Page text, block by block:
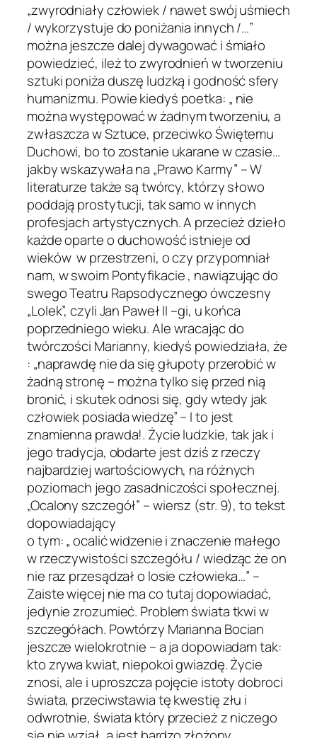
„zwyrodniały człowiek / nawet swój uśmiech
/ wykorzystuje do poniżania innych /…”
można jeszcze dalej dywagować i śmiało
powiedzieć, ileż to zwyrodnień w tworzeniu
sztuki poniża duszę ludzką i godność sfery
humanizmu. Powie kiedyś poetka: „ nie
można występować w żadnym tworzeniu, a
zwłaszcza w Sztuce, przeciwko Świętemu
Duchowi, bo to zostanie ukarane w czasie…
jakby wskazywała na „Prawo Karmy” – W
literaturze także są twórcy, którzy słowo
poddają prostytucji, tak samo w innych
profesjach artystycznych. A przecież dzieło
każde oparte o duchowość istnieje od
wieków w przestrzeni, o czy przypomniał
nam, w swoim Pontyfikacie , nawiązując do
swego Teatru Rapsodycznego ówczesny
„Lolek”, czyli Jan Paweł II –gi, u końca
poprzedniego wieku. Ale wracając do
twórczości Marianny, kiedyś powiedziała, że
: „naprawdę nie da się głupoty przerobić w
żadną stronę – można tylko się przed nią
bronić, i skutek odnosi się, gdy wtedy jak
człowiek posiada wiedzę” – I to jest
znamienna prawda!. Życie ludzkie, tak jak i
jego tradycja, obdarte jest dziś z rzeczy
najbardziej wartościowych, na różnych
poziomach jego zasadniczości społecznej.
„Ocalony szczegół” – wiersz (str. 9), to tekst
dopowiadający
o tym: „ ocalić widzenie i znaczenie małego
w rzeczywistości szczegółu / wiedząc że on
nie raz przesądzał o losie człowieka…” –
Zaiste więcej nie ma co tutaj dopowiadać,
jedynie zrozumieć. Problem świata tkwi w
szczegółach. Powtórzy Marianna Bocian
jeszcze wielokrotnie – a ja dopowiadam tak:
kto zrywa kwiat, niepokoi gwiazdę. Życie
znosi, ale i uproszcza pojęcie istoty dobroci
świata, przeciwstawia tę kwestię złu i
odwrotnie, świata który przecież z niczego